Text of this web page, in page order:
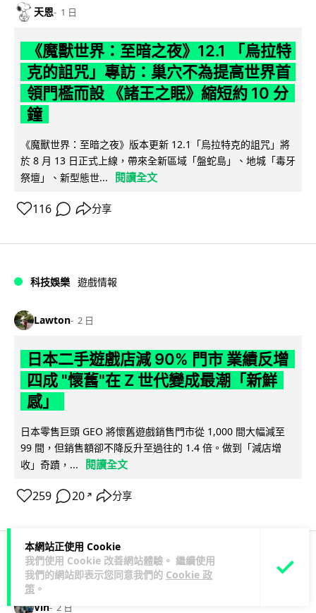
本網站正使用 Cookie
我們使用 Cookie 改善網站體驗。 繼續使用
我們的網站即表示您同意我們的 Cookie 政
策 。
天恩 1 日
《魔獸世界：至暗之夜》12.1 「烏拉特
克的詛咒」專訪：巢穴不為提高世界首
領門檻而設 《諸王之眠》縮短約 10 分
鐘
《魔獸世界：至暗之夜》版本更新 12.1「烏拉特克的詛咒」將
於 8 月 13 日正式上線，帶來全新區域「盤蛇島」、地城「毒牙
祭壇」、新型態世...
閱讀全文
116 分享
科技娛樂 遊戲情報
Lawton 2 日
日本二手遊戲店減 90% 門市 業績反增
四成 "懷舊"在 Z 世代變成最潮「新鮮
感」
日本零售巨頭 GEO 將懷舊遊戲銷售門市從 1,000 間大幅減至
99 間，但銷售額卻不降反升至過往的 1.4 倍。做到「減店增
收」奇蹟，...
閱讀全文
259 20 ↗ 分享
人工智能
Vin 2 日